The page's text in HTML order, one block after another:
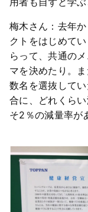
梅木さん：去年
クトをはじめて
らって、共通の
マを決めたり。
数名を選抜して
合に、どれくら
そ2％の減量率が